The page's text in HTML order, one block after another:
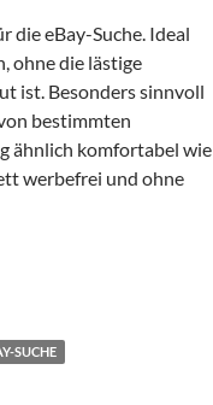
die eBay-Suche. Ideal
ohne die lästige
ist. Besonders sinnvoll
bestimmten
ähnlich komfortabel wie
werbefrei und ohne
SUCHE